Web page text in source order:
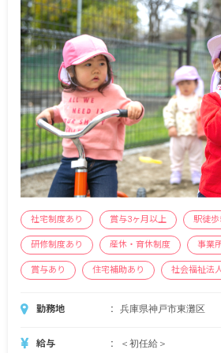
社宅制度あり 賞与3ヶ月以上 駅徒
研修制度あり 産休・育休制度 事業
賞与あり 住宅補助あり 社会福祉法
勤務地 兵庫県神戸市東灘区
給与 ＜初任給＞